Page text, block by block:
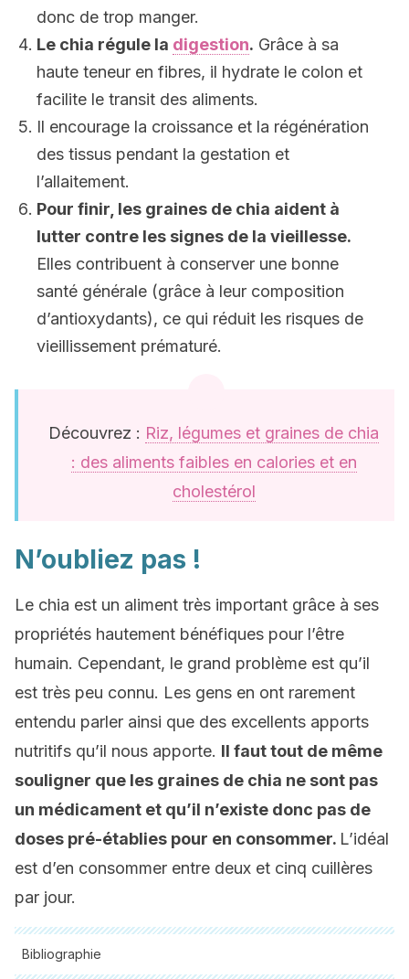
donc de trop manger.
Le chia régule la digestion. Grâce à sa
haute teneur en fibres, il hydrate le colon et
facilite le transit des aliments.
Il encourage la croissance et la régénération
des tissus pendant la gestation et
l’allaitement.
Pour finir, les graines de chia aident à
lutter contre les signes de la vieillesse.
Elles contribuent à conserver une bonne
santé générale (grâce à leur composition
d’antioxydants), ce qui réduit les risques de
vieillissement prématuré.
Découvrez : Riz, légumes et graines de chia
: des aliments faibles en calories et en
cholestérol
N’oubliez pas !
Le chia est un aliment très important grâce à ses
propriétés hautement bénéfiques pour l’être
humain. Cependant, le grand problème est qu’il
est très peu connu. Les gens en ont rarement
entendu parler ainsi que des excellents apports
nutritifs qu’il nous apporte. Il faut tout de même
souligner que les graines de chia ne sont pas
un médicament et qu’il n’existe donc pas de
doses pré-établies pour en consommer. L’idéal
est d’en consommer entre deux et cinq cuillères
par jour.
Bibliographie